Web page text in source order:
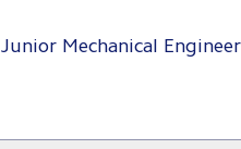
Mechanical